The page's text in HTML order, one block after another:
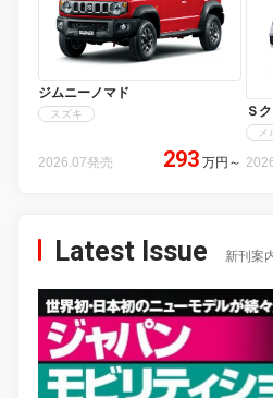
ジムニーノマド
スズキ
2026.07発売 293 万円 ～
Ｓ
メ
Latest Issue 新刊案